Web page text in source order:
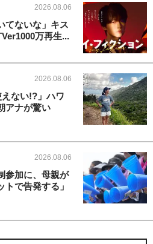
2026.08.06
てないな」キス
万再生...
2026.08.06
えない!?」ハワ
アナが驚い
2026.08.06
参加に、母親が
で告発する」